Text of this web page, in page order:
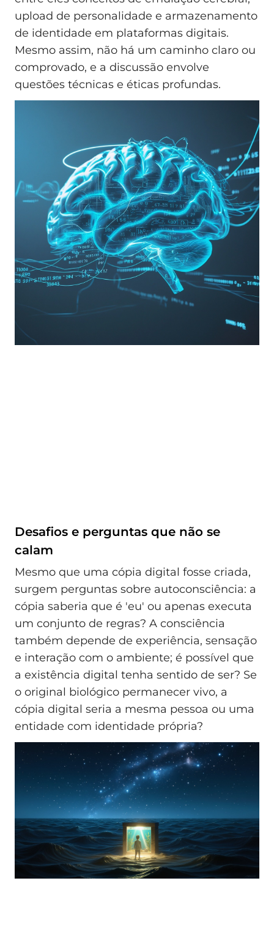
upload de personalidade e armazenamento
de identidade em plataformas digitais.
Mesmo assim, não há um caminho claro ou
comprovado, e a discussão envolve
questões técnicas e éticas profundas.
Desafios e perguntas que não se
calam
Mesmo que uma cópia digital fosse criada,
surgem perguntas sobre autoconsciência: a
cópia saberia que é 'eu' ou apenas executa
um conjunto de regras? A consciência
também depende de experiência, sensação
e interação com o ambiente; é possível que
a existência digital tenha sentido de ser? Se
o original biológico permanecer vivo, a
cópia digital seria a mesma pessoa ou uma
entidade com identidade própria?